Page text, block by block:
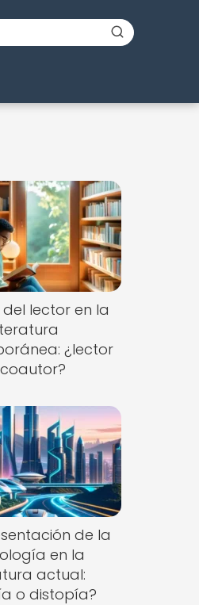
lector en la
¿lector
de la
en la
actual:
o distopía?